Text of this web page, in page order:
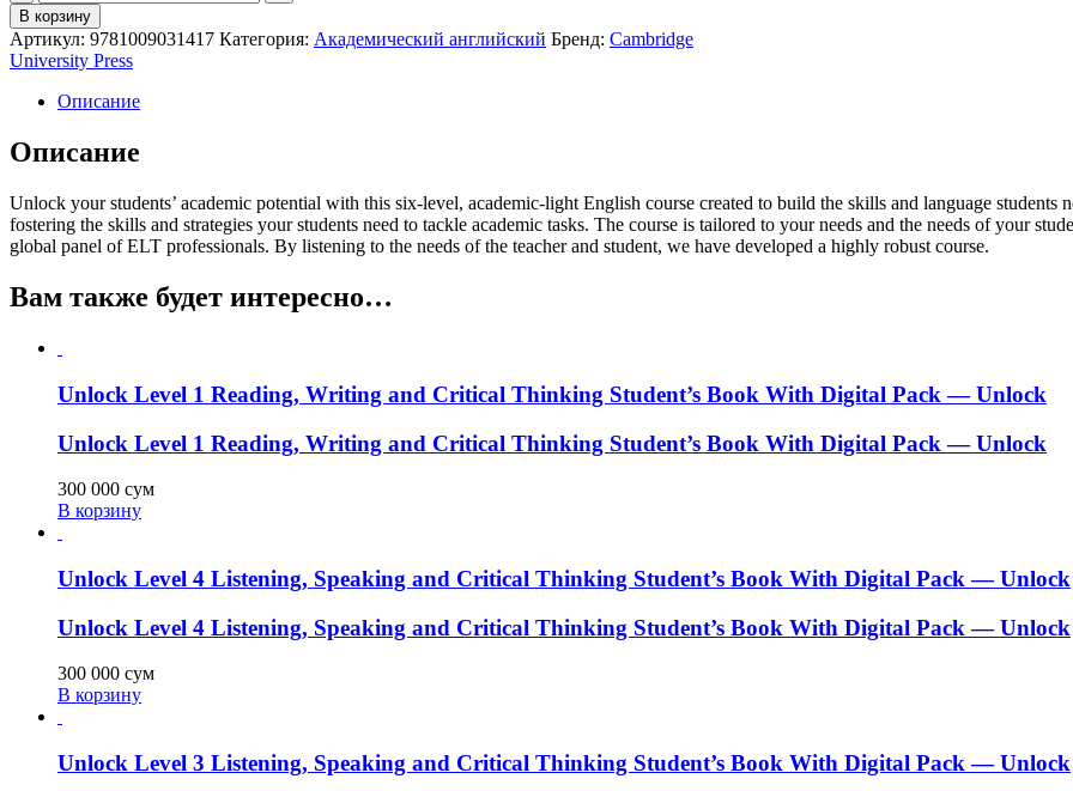
В корзину
Артикул: 9781009031417 Категория: Академический английский Бренд: Cambridge
University Press
Описание
Описание
Unlock your students’ academic potential with this six-level, academic-light English course created to build the skills and language
fostering the skills and strategies your students need to tackle academic tasks. The course is tailored to your needs and the needs of your
global panel of ELT professionals. By listening to the needs of the teacher and student, we have developed a highly robust course.
Вам также будет интересно…
Unlock Level 1 Reading, Writing and Critical Thinking Student’s Book With Digital Pack — Unlock
Unlock Level 1 Reading, Writing and Critical Thinking Student’s Book With Digital Pack — Unlock
300 000 сум
В корзину
Unlock Level 4 Listening, Speaking and Critical Thinking Student’s Book With Digital Pack — Unlock
Unlock Level 4 Listening, Speaking and Critical Thinking Student’s Book With Digital Pack — Unlock
300 000 сум
В корзину
Unlock Level 3 Listening, Speaking and Critical Thinking Student’s Book With Digital Pack — Unlock